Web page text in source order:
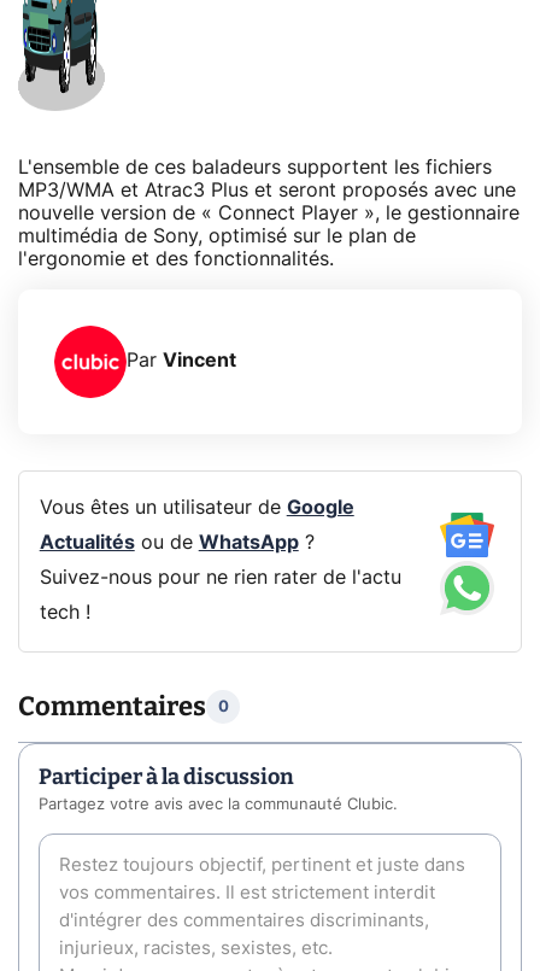
L'ensemble de ces baladeurs supportent les fichiers
MP3/WMA et Atrac3 Plus et seront proposés avec une
nouvelle version de « Connect Player », le gestionnaire
multimédia de Sony, optimisé sur le plan de
l'ergonomie et des fonctionnalités.
Par Vincent
Vous êtes un utilisateur de Google
Actualitésou de WhatsApp?
Suivez-nous pour ne rien rater de l'actu
tech !
Commentaires 0
Participer à la discussion
Partagez votre avis avec la communauté Clubic.